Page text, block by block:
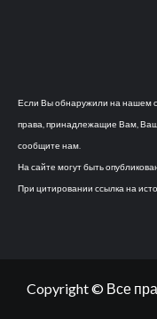
Если Вы обнаружили на нашем
права, принадлежащие Вам,
сообщите нам.
На сайте могут быть
При цитировании ссылка на
Copyright © Все